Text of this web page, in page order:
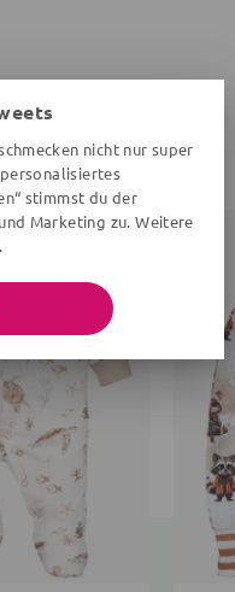
nicht nur super
stimmst du der
Marketing zu. Weitere